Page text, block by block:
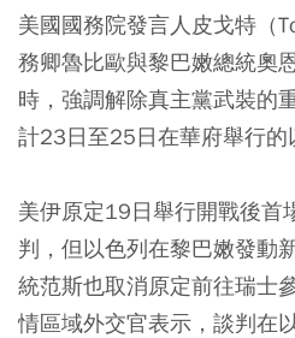
美國國務院發言人皮戈特（
務卿魯比歐與黎巴嫩總統奧
時，強調解除真主黨武裝的
計23日至25日在華府舉行的
美伊原定19日舉行開戰後首
判，但以色列在黎巴嫩發動
統范斯也取消原定前往瑞士
情區域外交官表示，談判在